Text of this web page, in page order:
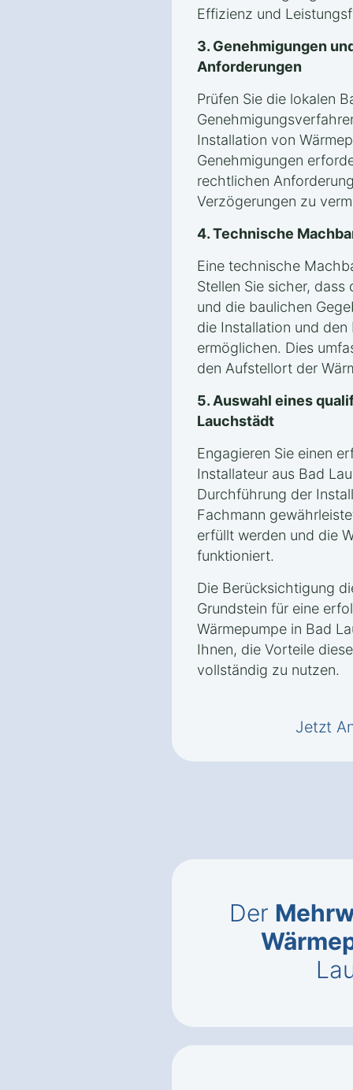
Effizienz und
3. Genehmigungen
Anforderungen
Prüfen Sie die lokalen
Installation von
Genehmigungen
rechtlichen
Verzögerungen zu
4. Technische
Eine technische
Stellen Sie sicher,
und die baulichen
die Installation und den
ermöglichen. Dies
den Aufstellort der
5. Auswahl eines
Lauchstädt
Engagieren Sie einen
Installateur aus Bad
Durchführung der
Fachmann
erfüllt werden und die
funktioniert.
Die Berücksichtigung
Grundstein für eine
Wärmepumpe in Bad
Ihnen, die Vorteile
vollständig zu nutzen.
Jetzt
Der